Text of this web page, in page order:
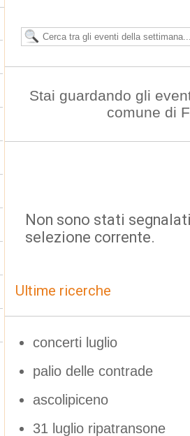
Stai guardando gli
comune di
Non sono stati
selezione corrente.
Ultime ricerche
concerti luglio
palio delle contrade
ascolipiceno
31 luglio ripatransone